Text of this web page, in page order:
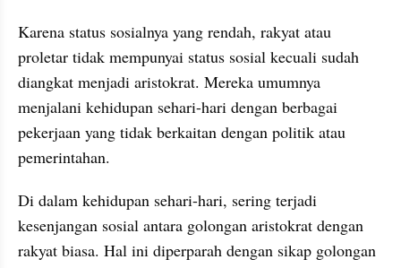
Karena status sosialnya yang rendah, rakyat atau
proletar tidak mempunyai status sosial kecuali sudah
diangkat menjadi aristokrat. Mereka umumnya
menjalani kehidupan sehari-hari dengan berbagai
pekerjaan yang tidak berkaitan dengan politik atau
pemerintahan.
Di dalam kehidupan sehari-hari, sering terjadi
kesenjangan sosial antara golongan aristokrat dengan
rakyat biasa. Hal ini diperparah dengan sikap golongan